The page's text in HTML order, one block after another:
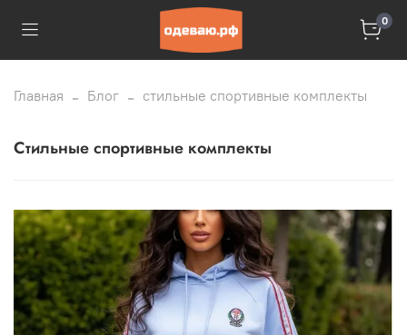
0
Главная Блог стильные спортивные комплекты
стильные спортивные комплекты